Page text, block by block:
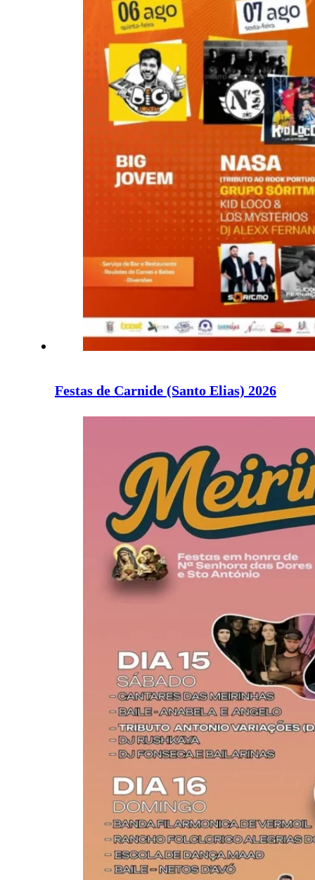
Festas de Carnide (Santo Elias) 2026